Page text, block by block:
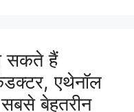
सकते हैं
एथेनॉल
बेहतरीन